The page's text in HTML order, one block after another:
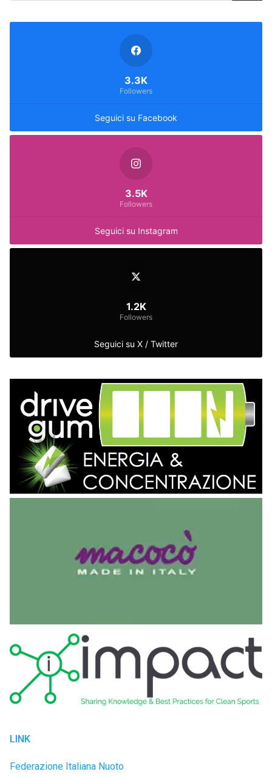
Seguici su Facebook
3.3K
Followers
Seguici su Instagram
3.5K
Followers
Seguici su X / Twitter
1.2K
Followers
LINK
Federazione Italiana Nuoto